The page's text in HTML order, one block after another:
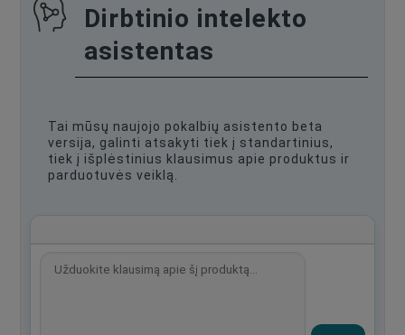
Dirbtinio intelekto
asistentas
Tai mūsų naujojo pokalbių asistento beta
versija, galinti atsakyti tiek į standartinius,
tiek į išplėstinius klausimus apie produktus ir
parduotuvės veiklą.